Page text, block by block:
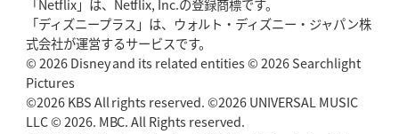
「悲運の闘将」宮地克実氏死去 熱血指導で埼玉WKの基礎築く
2026年4月30日(木)更新
BR東京、「ユニバーサルデー」の意義「特別からノーマルへ」が最終
「Netflix」は、Netflix, Inc.の登録商標です。
「ディズニープラス」は、ウォルト・ディズニー・ジャパン株
式会社が運営するサービスです。
© 2026 Disney and its related entities © 2026 Searchlight
Pictures
©2026 KBS All rights reserved. ©2026 UNIVERSAL MUSIC
LLC © 2026. MBC. All Rights reserved.